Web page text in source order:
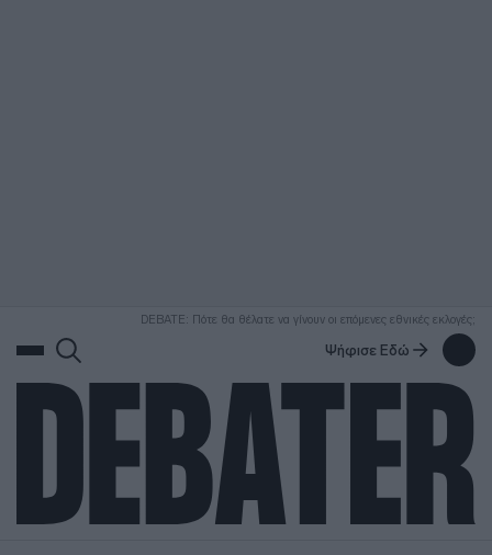
DEBATE: Πότε θα θέλατε να γίνουν οι επόμενες εθνικές εκλογές;
Ψήφισε Εδώ